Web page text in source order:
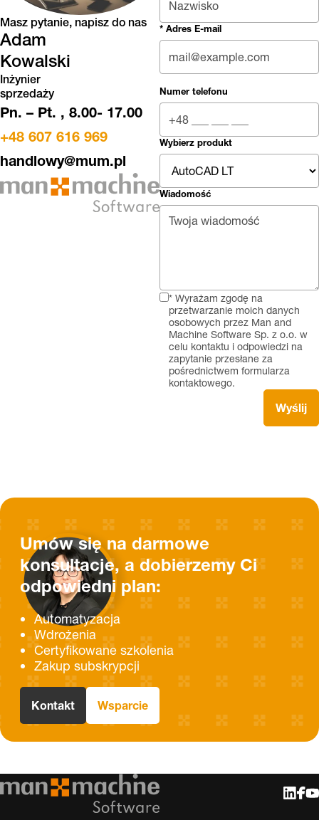
Masz pytanie, napisz do nas
Adam
Kowalski
Inżynier
sprzedaży
Pn. – Pt. , 8.00- 17.00
+48 607 616 969
handlowy@mum.pl
* Adres E-mail
Numer telefonu
Wybierz produkt
Wiadomość
* Wyrażam zgodę na
przetwarzanie moich danych
osobowych przez Man and
Machine Software Sp. z o.o. w
celu kontaktu i odpowiedzi na
zapytanie przesłane za
pośrednictwem formularza
kontaktowego.
Umów się na darmowe
konsultacje, a dobierzemy Ci
odpowiedni plan:
Automatyzacja
Wdrożenia
Certyfikowane szkolenia
Zakup subskrypcji
Kontakt Wsparcie